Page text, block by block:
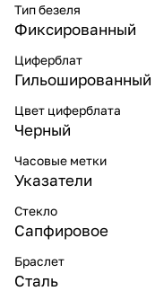
Тип безеля
Фиксированный
Циферблат
Гильошированный
Цвет циферблата
Черный
Часовые метки
Указатели
Стекло
Сапфировое
Браслет
Сталь